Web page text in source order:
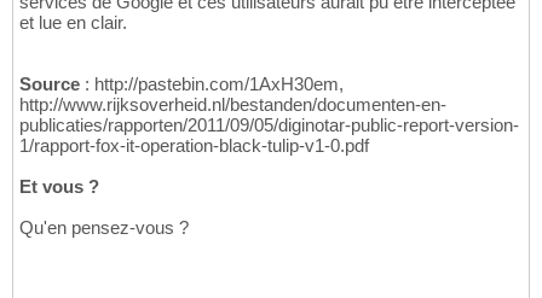
et lue en clair.
Source : http://pastebin.com/1AxH30em,
http://www.rijksoverheid.nl/bestanden/documenten-en-
publicaties/rapporten/2011/09/05/diginotar-public-report-version-
1/rapport-fox-it-operation-black-tulip-v1-0.pdf
Et vous ?
Qu'en pensez-vous ?